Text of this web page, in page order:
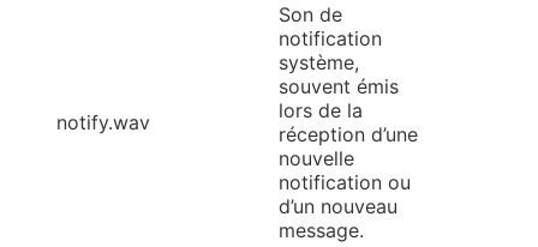
notify.wav
Son de
notification
système,
souvent émis
lors de la
réception d’une
nouvelle
notification ou
d’un nouveau
message.